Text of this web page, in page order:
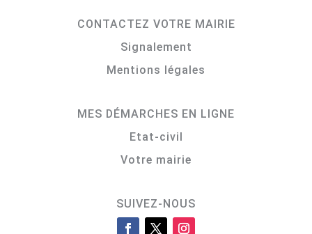
CONTACTEZ VOTRE MAIRIE
Signalement
Mentions légales
MES DÉMARCHES EN LIGNE
Etat-civil
Votre mairie
SUIVEZ-NOUS